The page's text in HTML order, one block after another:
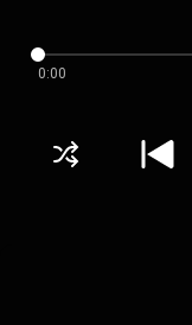
0:00